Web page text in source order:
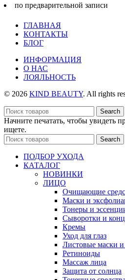
по предварительной записи
ГЛАВНАЯ
КОНТАКТЫ
БЛОГ
ИНФОРМАЦИЯ
О НАС
ЛОЯЛЬНОСТЬ
© 2026 KIND BEAUTY. All rights
Search
Начните печатать, чтобы увидеть
ищете.
Search
ПОДБОР УХОДА
КАТАЛОГ
НОВИНКИ
ЛИЦО
Очищающие
Маски и
Тонеры и
Сыворотки и
Кремы
Уход для глаз
Листовые маски
Ретиноиды
Массаж лица
Защита от солнца